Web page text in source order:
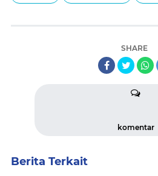
SHARE
komentar
Berita Terkait